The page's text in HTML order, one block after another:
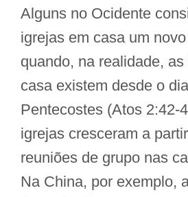
Alguns no Ocidente
igrejas em casa um
quando, na realidade,
casa existem desde o
Pentecostes (Atos 2:42-
igrejas cresceram a
reuniões de grupo nas
Na China, por exemplo,